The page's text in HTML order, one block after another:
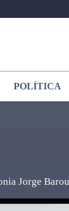
POLÍTICA
Jorge